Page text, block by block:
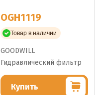
OGH1119
Товар в наличии
GOODWILL
Гидравлический фильтр
Купить